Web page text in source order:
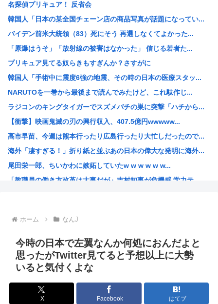
【画像】30年前の『9月の気温』ガチで異常事態だったww...
【画像】磯山さやか(40)、乳の位置に乳輪のようなものが...
白亜紀の3段階の食物連鎖が如実にわかる化石を発見
(´・ω・`)人生初のマックグリドル食べるぞ
インドネシア「ドラえもん」と名乗る市民が16人いる件、ガ...
【悲報】超有名キックボクサー、世界に挑戦するも衝撃的KO...
中国「大洪水！」三峡ダム「9門開放！（全力放流」中国都市...
成人女性「私たちは、グルーミングされた...」160万バ...
インドネシアの首都移転失敗に学ぶ、日本がもし首都移転とな...
【悲報】 ワイ「半沢直樹みたいな銀行員カッコいい」銀行員...
8/22開催「琵琶湖三市同時花火大会」、市公式「そんな花...
医者と結婚して勝ち組だったはずの専業主婦「医者と結婚して...
名探偵プリキュア！ 反省会
韓国人「日本の某全国チェーン店の商品写真が話題になってい...
バイデン前米大統領（83）死にそう 再選しなくてよかった...
「原爆はうそ」「放射線の被害はなかった」 信じる若者た...
プリキュア見てる奴らきもすぎんか？さすがに
韓国人「手術中に震度6強の地震、その時の日本の医療スタッ...
NARUTOを一巻から最後まで読んでみたけど、これ駄作じ...
ラジコンのキングタイガーでスズメバチの巣に突撃「ハチから...
【衝撃】映画鬼滅の刃の興行収入、407.5億円wwwww...
高市早苗、今週は熊本行ったり広島行ったり大忙しだったので...
海外「凄すぎる！」折り紙と並ぶあの日本の偉大な発明に海外...
尾田栄一郎、ちいかわに嫉妬していたw w w w w w...
「教職員の働き方改革は大事だが」吉村知事が危機感 学力テ...
海外「日本が正しい！」優しい日本人に甘える外国人に海外が...
海外の反応：韓国在住の日本人インフルエンサーがライブ配信...
韓国人「韓国サッカー協会の性接待報道、海外でも大騒ぎに・...
ルッキズムの奴って自分が年老いて醜くなった時どうすんの？
最近のきらら漫画、オ●ニーシーンがあったりと下品すぎる
百田尚樹「日本保守党アンチ、政策批判ができず俺への個人攻...
ホーム なんJ
今時の日本で左翼なんか何処におんだよと
思ったがTwitter見てると予想以上に大勢
いると気付くよな
X Facebook はてブ